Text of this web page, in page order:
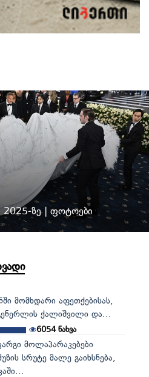
2025-ზე | ფოტოები
მომხდარი აფეთქებისას,
ქალიშვილი და...
6054ნახვა
მოლაპარაკებები
სრუტე მალე გაიხსნება,